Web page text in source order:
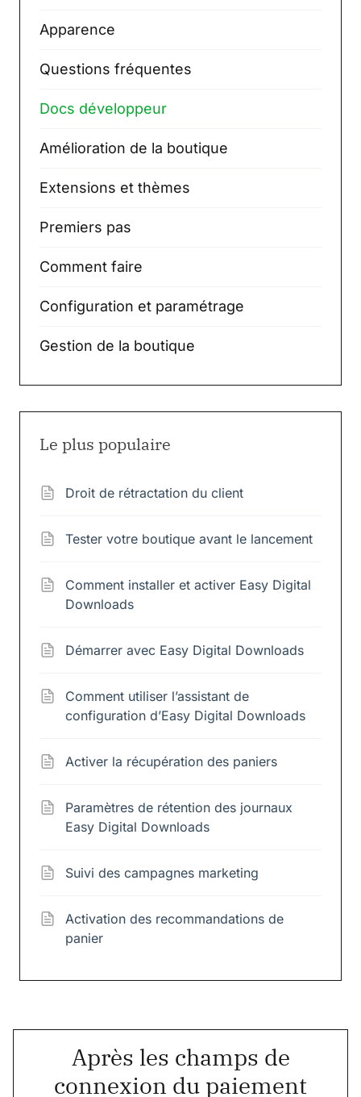
Apparence
Questions fréquentes
Docs développeur
Amélioration de la boutique
Extensions et thèmes
Premiers pas
Comment faire
Configuration et paramétrage
Gestion de la boutique
Le plus populaire
Droit de rétractation du client
Tester votre boutique avant le lancement
Comment installer et activer Easy Digital
Downloads
Démarrer avec Easy Digital Downloads
Comment utiliser l’assistant de
configuration d’Easy Digital Downloads
Activer la récupération des paniers
Paramètres de rétention des journaux
Easy Digital Downloads
Suivi des campagnes marketing
Activation des recommandations de
panier
Après les champs de
connexion du paiement